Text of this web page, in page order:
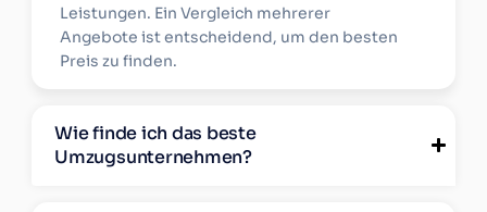
Leistungen. Ein Vergleich mehrerer
Angebote ist entscheidend, um den besten
Preis zu finden.
Wie finde ich das beste
Umzugsunternehmen?